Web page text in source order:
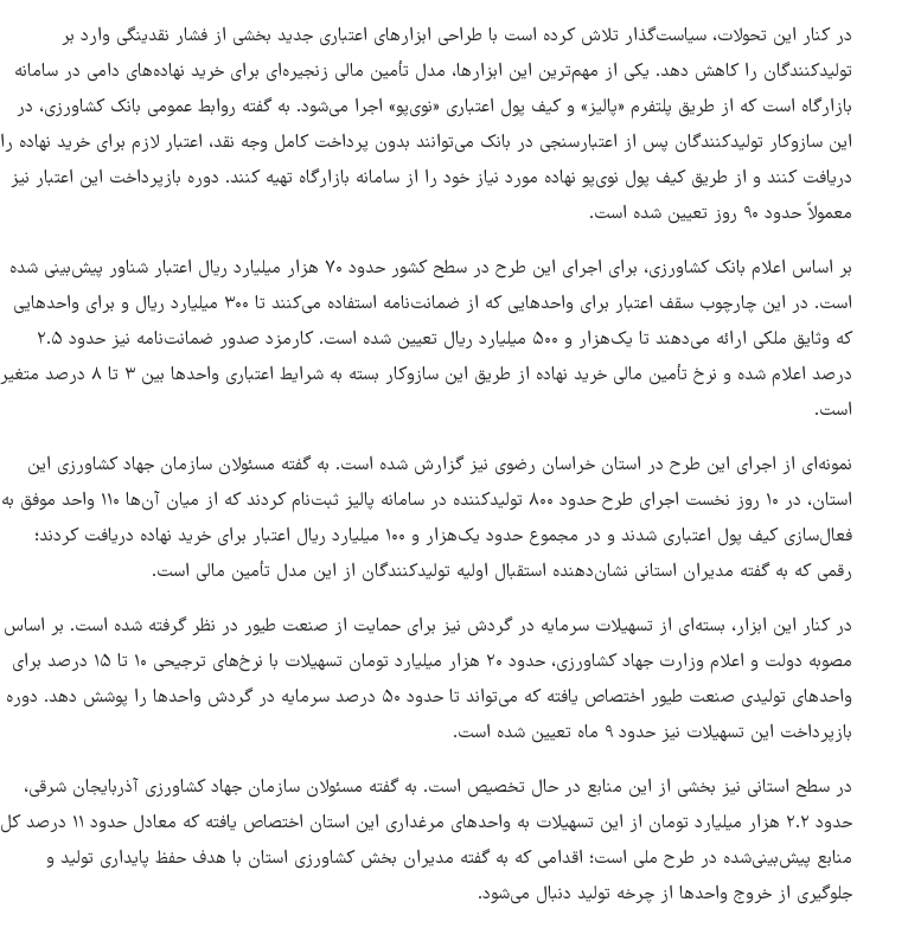
در کنار این تحولات، سیاست‌گذار تلاش کرده است با طراحی ابزارهای اعتباری جدید بخشی از فشار نقدینگی وارد بر
تولیدکنندگان را کاهش دهد. یکی از مهم‌ترین این ابزارها، مدل تأمین مالی زنجیره‌ای برای خرید نهاده‌های دامی در سامانه
بازارگاه است که از طریق پلتفرم «پالیز» و کیف پول اعتباری «نوی‌پو» اجرا می‌شود. به گفته روابط عمومی بانک کشاورزی، در
این سازوکار تولیدکنندگان پس از اعتبارسنجی در بانک می‌توانند بدون پرداخت کامل وجه نقد، اعتبار لازم برای خرید نهاده را
دریافت کنند و از طریق کیف پول نوی‌پو نهاده مورد نیاز خود را از سامانه بازارگاه تهیه کنند. دوره بازپرداخت این اعتبار نیز
معمولاً حدود ۹۰ روز تعیین شده است.
بر اساس اعلام بانک کشاورزی، برای اجرای این طرح در سطح کشور حدود ۷۰ هزار میلیارد ریال اعتبار شناور پیش‌بینی شده
است. در این چارچوب سقف اعتبار برای واحدهایی که از ضمانت‌نامه استفاده می‌کنند تا ۳۰۰ میلیارد ریال و برای واحدهایی
که وثایق ملکی ارائه می‌دهند تا یک‌هزار و ۵۰۰ میلیارد ریال تعیین شده است. کارمزد صدور ضمانت‌نامه نیز حدود ۲.۵
درصد اعلام شده و نرخ تأمین مالی خرید نهاده از طریق این سازوکار بسته به شرایط اعتباری واحدها بین ۳ تا ۸ درصد متغیر
است.
نمونه‌ای از اجرای این طرح در استان خراسان رضوی نیز گزارش شده است. به گفته مسئولان سازمان جهاد کشاورزی این
استان، در ۱۰ روز نخست اجرای طرح حدود ۸۰۰ تولیدکننده در سامانه پالیز ثبت‌نام کردند که از میان آن‌ها ۱۱۰ واحد موفق به
فعال‌سازی کیف پول اعتباری شدند و در مجموع حدود یک‌هزار و ۱۰۰ میلیارد ریال اعتبار برای خرید نهاده دریافت کردند؛
رقمی که به گفته مدیران استانی نشان‌دهنده استقبال اولیه تولیدکنندگان از این مدل تأمین مالی است.
در کنار این ابزار، بسته‌ای از تسهیلات سرمایه در گردش نیز برای حمایت از صنعت طیور در نظر گرفته شده است. بر اساس
مصوبه دولت و اعلام وزارت جهاد کشاورزی، حدود ۲۰ هزار میلیارد تومان تسهیلات با نرخ‌های ترجیحی ۱۰ تا ۱۵ درصد برای
واحدهای تولیدی صنعت طیور اختصاص یافته که می‌تواند تا حدود ۵۰ درصد سرمایه در گردش واحدها را پوشش دهد. دوره
بازپرداخت این تسهیلات نیز حدود ۹ ماه تعیین شده است.
در سطح استانی نیز بخشی از این منابع در حال تخصیص است. به گفته مسئولان سازمان جهاد کشاورزی آذربایجان شرقی،
حدود ۲.۲ هزار میلیارد تومان از این تسهیلات به واحدهای مرغداری این استان اختصاص یافته که معادل حدود ۱۱ درصد کل
منابع پیش‌بینی‌شده در طرح ملی است؛ اقدامی که به گفته مدیران بخش کشاورزی استان با هدف حفظ پایداری تولید و
جلوگیری از خروج واحدها از چرخه تولید دنبال می‌شود.